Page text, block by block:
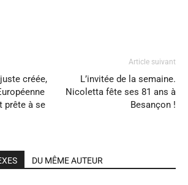
créée,
prête à se
Article suivant
L’invitée de la semaine.
Nicoletta fête ses 81 ans à
Besançon !
DU MÊME AUTEUR